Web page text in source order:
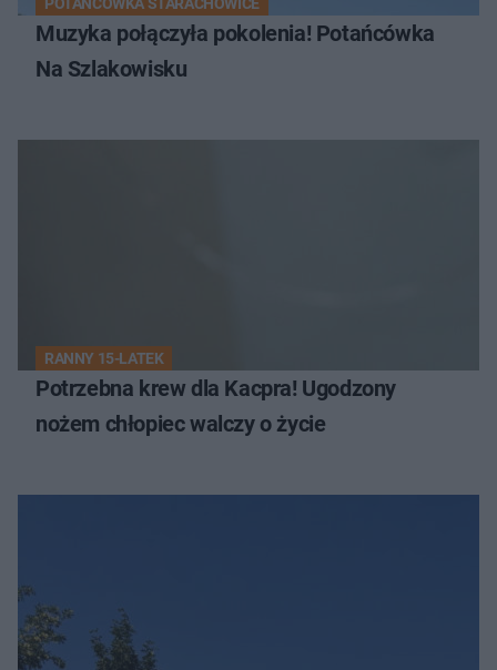
Muzyka połączyła pokolenia! Potańcówka
Na Szlakowisku
RANNY 15-LATEK
Potrzebna krew dla Kacpra! Ugodzony
nożem chłopiec walczy o życie